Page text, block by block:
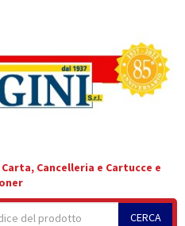
Cancelleria e Cartucce e
CERCA